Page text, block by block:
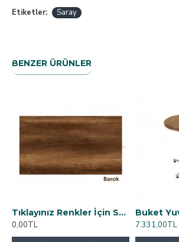
Etiketler: Saray
BENZER ÜRÜNLER
Tıklayınız Renkler İçin Suntalam Masa Tabla Renkleri (Renk seçmek için açılmıştır)
0,00TL
7.331,00TL